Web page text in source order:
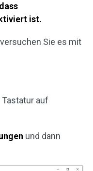
ist.
Sie es mit
Tastatur auf
und dann